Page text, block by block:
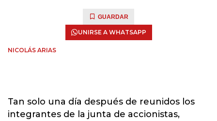
GUARDAR
UNIRSE A WHATSAPP
NICOLÁS ARIAS
Tan solo una día después de reunidos los
integrantes de la junta de accionistas,